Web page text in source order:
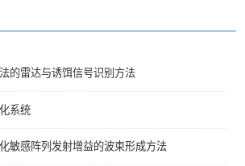
的雷达与诱饵信号识别方法
系统
敏感阵列发射增益的波束形成方法